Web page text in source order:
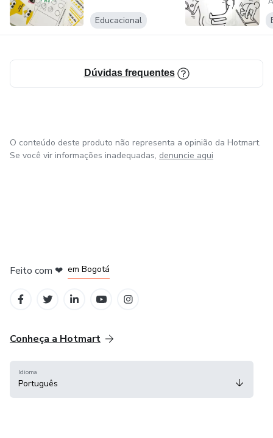
auxiliar uma rotina que já é tão exaustiva.
instagram: @atelieedu
Educacional
Dúvidas frequentes
O conteúdo deste produto não representa a opinião da Hotmart.
Se você vir informações inadequadas, denuncie aqui
Feito com ❤ em Bogotá
Conheça a Hotmart
Idioma
Português